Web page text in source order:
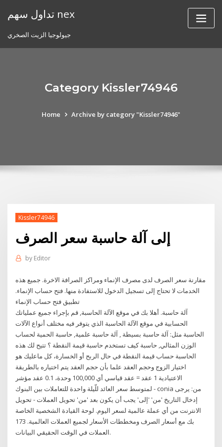
تداول سهم nex
جيولوجيا الزيت الصخري
Category Kissler74946
Home Archive by category "Kissler74946"
Kissler74946
إلى آلة حاسبة سعر الصرف
by Editor
مقارنة سعر الصرف لدى مصرف الإنماء ومراكز الصرافة الاخرة. جميع هذه
الخدمات لا تحتاج إلى تسجيل الدخول للاستفادة منها. فتح حساب الإنماء.
آلة حاسبة. أهلا بك في موقع الآلة الحاسبة, قم بإجراء جميع عملياتك
الحسابية في موقع الآلة الحاسبة الذي يتوفر فيه مختلف أنواع الآلات
الحاسبة مثل: آلة حاسبة بسيطة , آلة حاسبة علمية, حاسبة الحمية لحساب
الوزن المثالي, حاسبة كيف تستخدم حاسبة قيمة النقطة ؟ تتيح لك هذه
الحاسبة حساب قيمة النقطة في حال الربح أو الخسارة، كل ماعليك هو
اختيار الزوج وحجم العقد علما بأن حجم العقد يتم اختياره بالطريقة
الاعتيادية 1 عقد = عقد قياسي أي 100,000 وحدة، 0.1 عقد مؤشر
لمتوسط سعر العائد للّيلة واحدة للتعاملات بين البنوك - conia من: يرجى
إدخال التاريخ 'من' 'إلى' يجب أن يكون بعد 'من' تحويل العملات - تحويل
الانترنت من أي عملة عالمية لسعر اليوم. لوحة القيادة الشخصية الخاصة
بك مع أسعار الصرف ومخططات الأسعار لجميع العملات العالمية. 173
العملات في الوقت الحقيقي البيانات.